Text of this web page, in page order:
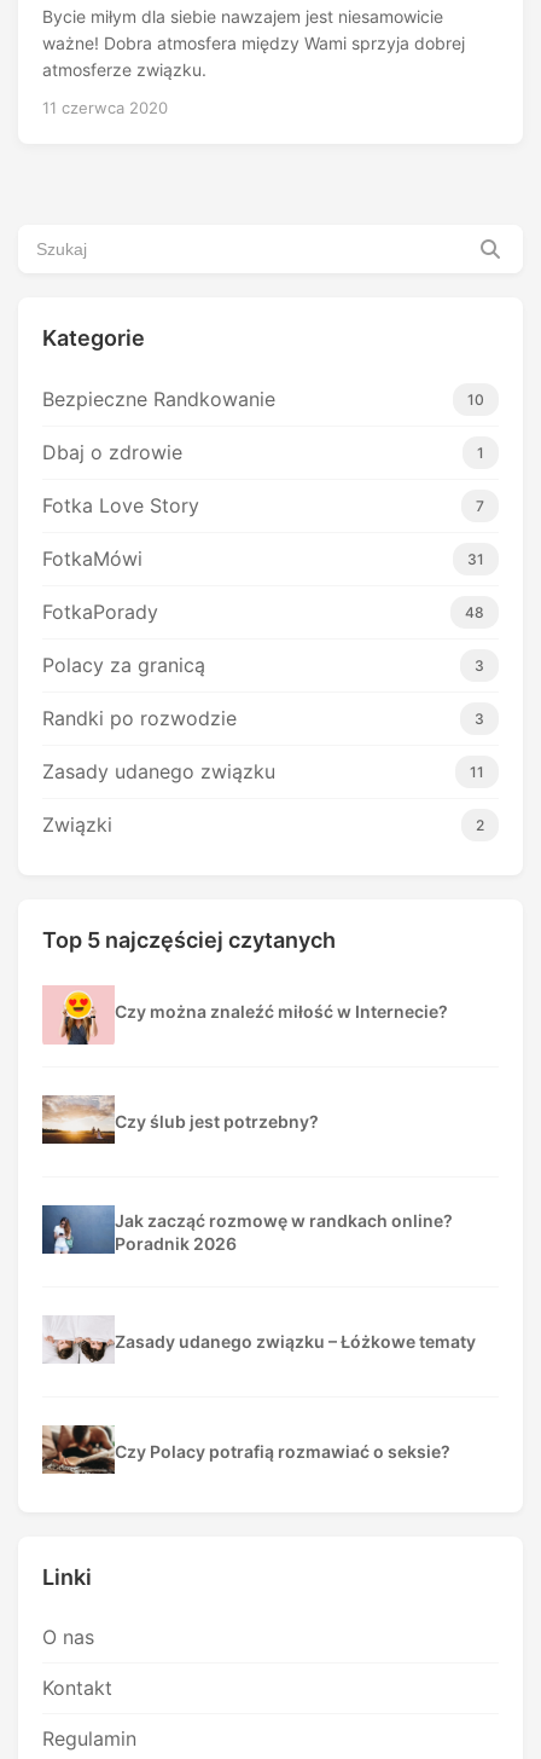
Bycie miłym dla siebie nawzajem jest niesamowicie
ważne! Dobra atmosfera między Wami sprzyja dobrej
atmosferze związku.
11 czerwca 2020
Kategorie
Bezpieczne Randkowanie 10
Dbaj o zdrowie 1
Fotka Love Story 7
FotkaMówi 31
FotkaPorady 48
Polacy za granicą 3
Randki po rozwodzie 3
Zasady udanego związku 11
Związki 2
Top 5 najczęściej czytanych
Czy można znaleźć miłość w Internecie?
Czy ślub jest potrzebny?
Jak zacząć rozmowę w randkach online?
Poradnik 2026
Zasady udanego związku – Łóżkowe tematy
Czy Polacy potrafią rozmawiać o seksie?
Linki
O nas
Kontakt
Regulamin